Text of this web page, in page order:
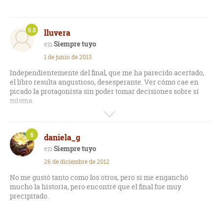
lluvera
Siempre tuyo
5.5
1 de junio de 2013
Independientemente del final, que me ha parecido acertado,
el libro resulta angustioso, desesperante. Ver cómo cae en
picado la protagonista sin poder tomar decisiones sobre sí
misma.
En los libros de este autor, siempre se juega a lo mismo dando
una de cal y otra de arena, y es eso lo que no me termina de
convencer, como ha sido en este caso.
daniela_g
Siempre tuyo
6
26 de diciembre de 2012
No me gustó tanto como los otros, pero si me enganchó
mucho la historia, pero encontré que el final fue muy
precipitado.